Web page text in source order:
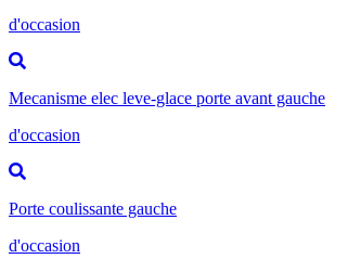
d'occasion
Mecanisme elec leve-glace porte avant gauche
d'occasion
Porte coulissante gauche
d'occasion